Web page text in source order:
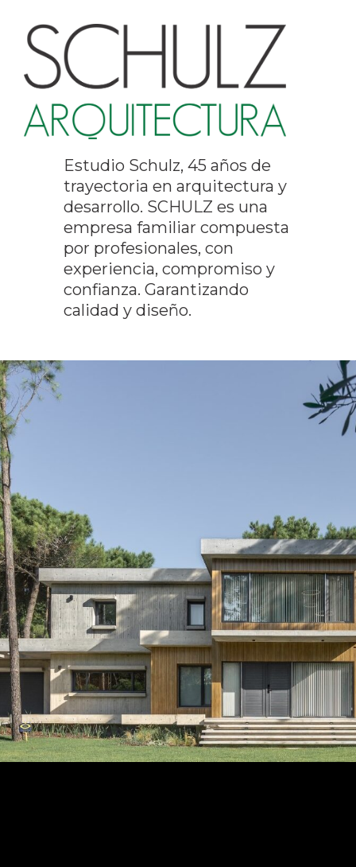
Estudio Schulz, 45 años de
trayectoria en arquitectura y
desarrollo. SCHULZ es una
empresa familiar compuesta
por profesionales, con
experiencia, compromiso y
confianza. Garantizando
calidad y diseño.